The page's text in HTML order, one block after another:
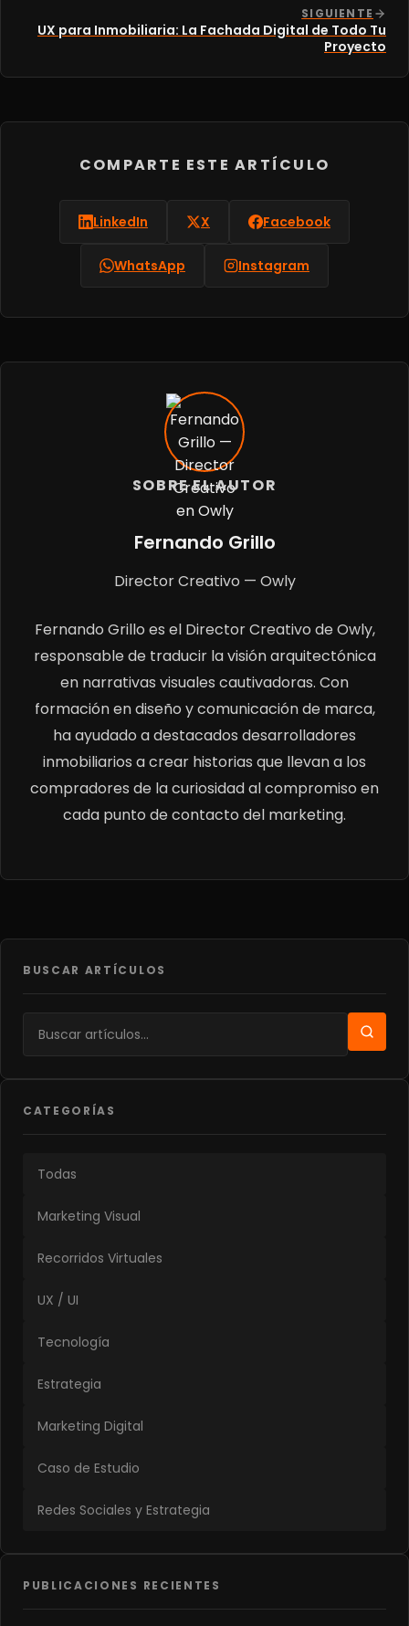
SIGUIENTE
UX para Inmobiliaria: La Fachada Digital de Todo Tu
Proyecto
COMPARTE ESTE ARTÍCULO
LinkedIn X Facebook
WhatsApp Instagram
SOBRE EL AUTOR
Fernando Grillo
Director Creativo — Owly
Fernando Grillo es el Director Creativo de Owly,
responsable de traducir la visión arquitectónica
en narrativas visuales cautivadoras. Con
formación en diseño y comunicación de marca,
ha ayudado a destacados desarrolladores
inmobiliarios a crear historias que llevan a los
compradores de la curiosidad al compromiso en
cada punto de contacto del marketing.
BUSCAR ARTÍCULOS
CATEGORÍAS
Todas
Marketing Visual
Recorridos Virtuales
UX / UI
Tecnología
Estrategia
Marketing Digital
Caso de Estudio
Redes Sociales y Estrategia
PUBLICACIONES RECIENTES